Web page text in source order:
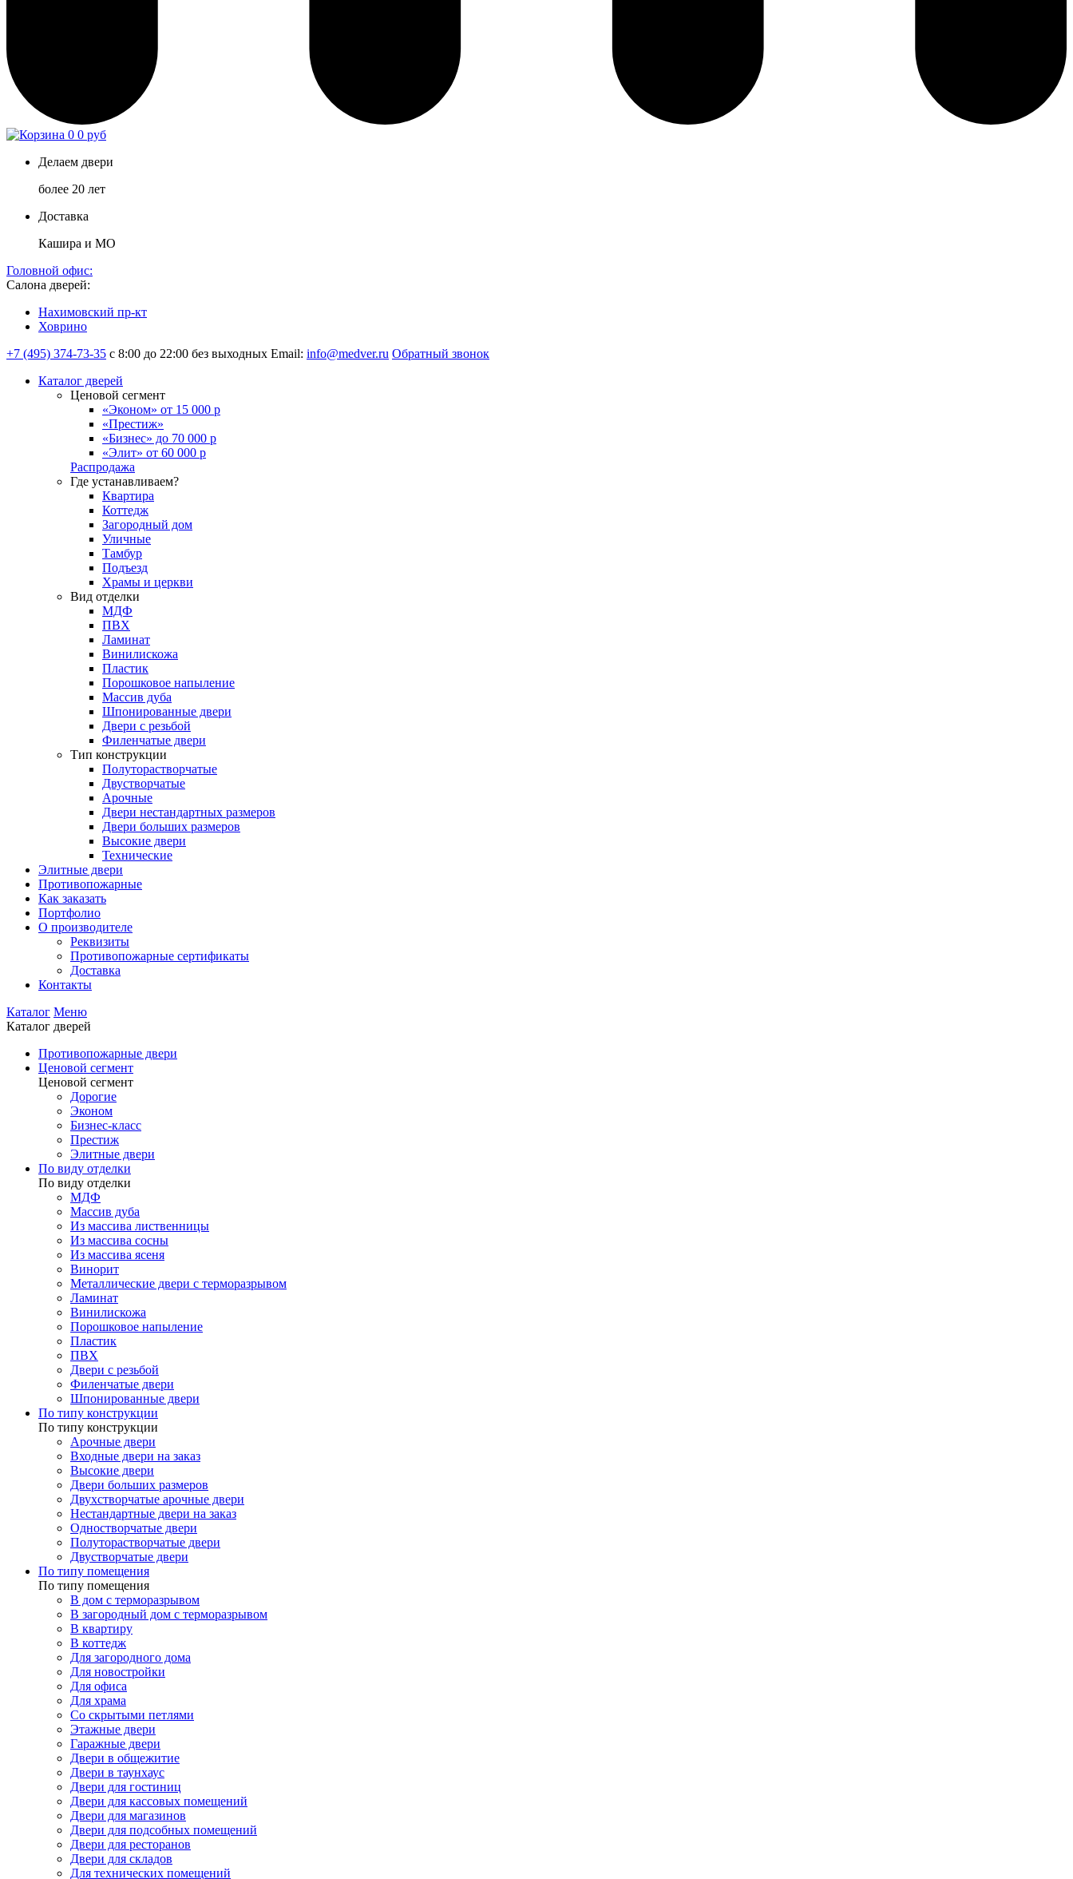
0 0 руб
Делаем двери
более 20 лет
Доставка
Кашира и МО
Головной офис:
Салона дверей:
Нахимовский пр-кт
Ховрино
+7 (495) 374-73-35 с 8:00 до 22:00 без выходных Email: info@medver.ru Обратный звонок
Каталог дверей
Ценовой сегмент
«Эконом» от 15 000 р
«Престиж»
«Бизнес» до 70 000 р
«Элит» от 60 000 р
Распродажа
Где устанавливаем?
Квартира
Коттедж
Загородный дом
Уличные
Тамбур
Подъезд
Храмы и церкви
Вид отделки
МДФ
ПВХ
Ламинат
Винилискожа
Пластик
Порошковое напыление
Массив дуба
Шпонированные двери
Двери с резьбой
Филенчатые двери
Тип конструкции
Полуторастворчатые
Двустворчатые
Арочные
Двери нестандартных размеров
Двери больших размеров
Высокие двери
Технические
Элитные двери
Противопожарные
Как заказать
Портфолио
О производителе
Реквизиты
Противопожарные сертификаты
Доставка
Контакты
Каталог Меню
Каталог дверей
Противопожарные двери
Ценовой сегмент
Ценовой сегмент
Дорогие
Эконом
Бизнес-класс
Престиж
Элитные двери
По виду отделки
По виду отделки
МДФ
Массив дуба
Из массива лиственницы
Из массива сосны
Из массива ясеня
Винорит
Металлические двери с терморазрывом
Ламинат
Винилискожа
Порошковое напыление
Пластик
ПВХ
Двери с резьбой
Филенчатые двери
Шпонированные двери
По типу конструкции
По типу конструкции
Арочные двери
Входные двери на заказ
Высокие двери
Двери больших размеров
Двухстворчатые арочные двери
Нестандартные двери на заказ
Одностворчатые двери
Полуторастворчатые двери
Двустворчатые двери
По типу помещения
По типу помещения
В дом с терморазрывом
В загородный дом с терморазрывом
В квартиру
В коттедж
Для загородного дома
Для новостройки
Для офиса
Для храма
Со скрытыми петлями
Этажные двери
Гаражные двери
Двери в общежитие
Двери в таунхаус
Двери для гостиниц
Двери для кассовых помещений
Двери для магазинов
Двери для подсобных помещений
Двери для ресторанов
Двери для складов
Для технических помещений